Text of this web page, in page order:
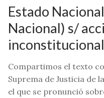
Estado
Nacional) s/
Compartimos el texto
Suprema de Justicia de
el que se pronunció